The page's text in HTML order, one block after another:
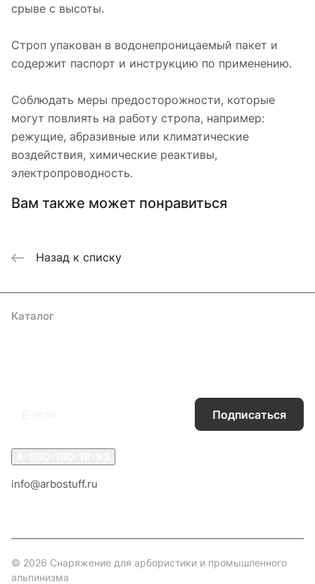
срыве с высоты.
Строп упакован в водонепроницаемый пакет и
содержит паспорт и инструкцию по применению.
Соблюдать меры предосторожности, которые
могут повлиять на работу стропа, например:
режущие, абразивные или климатические
воздействия, химические реактивы,
электропроводность.
Вам также может понравиться
Назад к списку
Каталог
Подписаться
info@arbostuff.ru
© 2026 Снаряжение для арбористики и промышленного
альпинизма